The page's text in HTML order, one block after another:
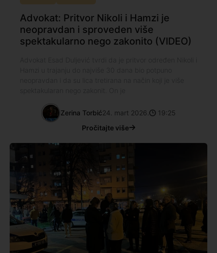
Advokat: Pritvor Nikoli i Hamzi je
neopravdan i sproveden više
spektakularno nego zakonito (VIDEO)
Zerina Torbić24. mart 2026.
19:25
Pročitajte više